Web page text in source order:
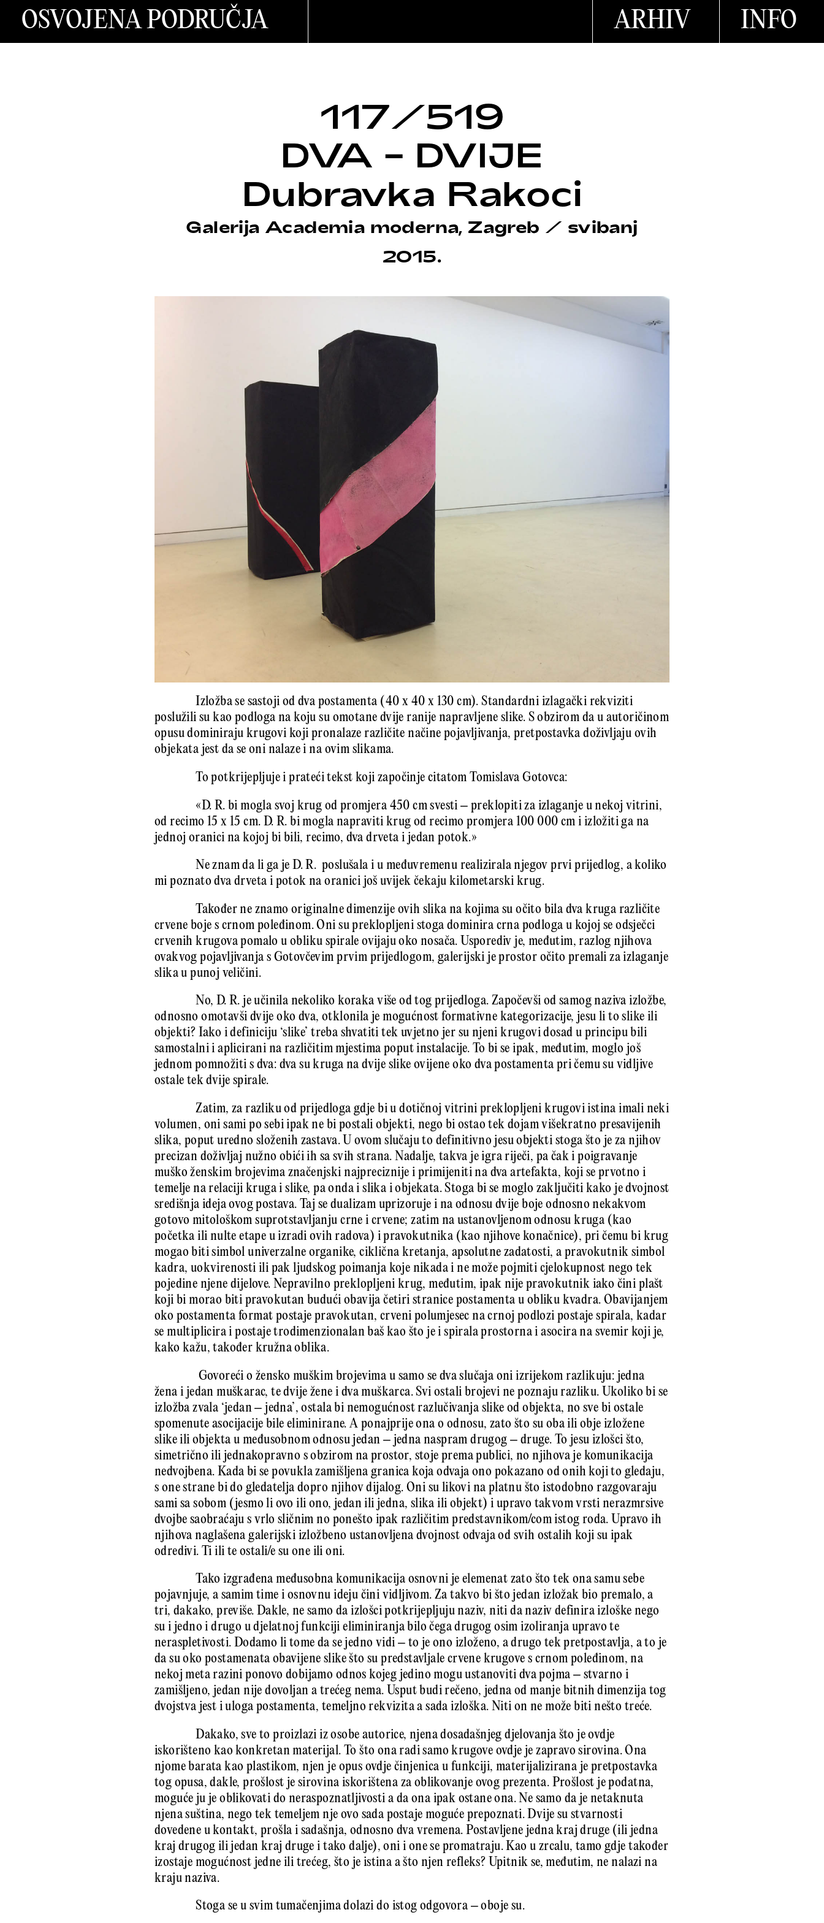
OSVOJENA PODRUČJA ARHIV INFO
117/519
DVA – DVIJE
Dubravka Rakoci
Galerija Academia moderna, Zagreb / svibanj
2015.
Izložba se sastoji od dva postamenta (40 x 40 x 130 cm). Standardni izlagački rekviziti
poslužili su kao podloga na koju su omotane dvije ranije napravljene slike. S obzirom da u autoričinom
opusu dominiraju krugovi koji pronalaze različite načine pojavljivanja, pretpostavka doživljaju ovih
objekata jest da se oni nalaze i na ovim slikama.
To potkrijepljuje i prateći tekst koji započinje citatom Tomislava Gotovca:
«D. R. bi mogla svoj krug od promjera 450 cm svesti – preklopiti za izlaganje u nekoj vitrini,
od recimo 15 x 15 cm. D. R. bi mogla napraviti krug od recimo promjera 100 000 cm i izložiti ga na
jednoj oranici na kojoj bi bili, recimo, dva drveta i jedan potok.»
Ne znam da li ga je D. R. poslušala i u međuvremenu realizirala njegov prvi prijedlog, a koliko
mi poznato dva drveta i potok na oranici još uvijek čekaju kilometarski krug.
Također ne znamo originalne dimenzije ovih slika na kojima su očito bila dva kruga različite
crvene boje s crnom poleđinom. Oni su preklopljeni stoga dominira crna podloga u kojoj se odsječci
crvenih krugova pomalo u obliku spirale ovijaju oko nosača. Usporediv je, međutim, razlog njihova
ovakvog pojavljivanja s Gotovčevim prvim prijedlogom, galerijski je prostor očito premali za izlaganje
slika u punoj veličini.
No, D. R. je učinila nekoliko koraka više od tog prijedloga. Započevši od samog naziva izložbe,
odnosno omotavši dvije oko dva, otklonila je mogućnost formativne kategorizacije, jesu li to slike ili
objekti? Iako i definiciju ‘slike’ treba shvatiti tek uvjetno jer su njeni krugovi dosad u principu bili
samostalni i aplicirani na različitim mjestima poput instalacije. To bi se ipak, međutim, moglo još
jednom pomnožiti s dva: dva su kruga na dvije slike ovijene oko dva postamenta pri čemu su vidljive
ostale tek dvije spirale.
Zatim, za razliku od prijedloga gdje bi u dotičnoj vitrini preklopljeni krugovi istina imali neki
volumen, oni sami po sebi ipak ne bi postali objekti, nego bi ostao tek dojam višekratno presavijenih
slika, poput uredno složenih zastava. U ovom slučaju to definitivno jesu objekti stoga što je za njihov
precizan doživljaj nužno obići ih sa svih strana. Nadalje, takva je igra riječi, pa čak i poigravanje
muško ženskim brojevima značenjski najpreciznije i primijeniti na dva artefakta, koji se prvotno i
temelje na relaciji kruga i slike, pa onda i slika i objekata. Stoga bi se moglo zaključiti kako je dvojnost
središnja ideja ovog postava. Taj se dualizam uprizoruje i na odnosu dvije boje odnosno nekakvom
gotovo mitološkom suprotstavljanju crne i crvene; zatim na ustanovljenom odnosu kruga (kao
početka ili nulte etape u izradi ovih radova) i pravokutnika (kao njihove konačnice), pri čemu bi krug
mogao biti simbol univerzalne organike, ciklična kretanja, apsolutne zadatosti, a pravokutnik simbol
kadra, uokvirenosti ili pak ljudskog poimanja koje nikada i ne može pojmiti cjelokupnost nego tek
pojedine njene dijelove. Nepravilno preklopljeni krug, međutim, ipak nije pravokutnik iako čini plašt
koji bi morao biti pravokutan budući obavija četiri stranice postamenta u obliku kvadra. Obavijanjem
oko postamenta format postaje pravokutan, crveni polumjesec na crnoj podlozi postaje spirala, kadar
se multiplicira i postaje trodimenzionalan baš kao što je i spirala prostorna i asocira na svemir koji je,
kako kažu, također kružna oblika.
Govoreći o žensko muškim brojevima u samo se dva slučaja oni izrijekom razlikuju: jedna
žena i jedan muškarac, te dvije žene i dva muškarca. Svi ostali brojevi ne poznaju razliku. Ukoliko bi se
izložba zvala ‘jedan – jedna’, ostala bi nemogućnost razlučivanja slike od objekta, no sve bi ostale
spomenute asocijacije bile eliminirane. A ponajprije ona o odnosu, zato što su oba ili obje izložene
slike ili objekta u međusobnom odnosu jedan – jedna naspram drugog – druge. To jesu izlošci što,
simetrično ili jednakopravno s obzirom na prostor, stoje prema publici, no njihova je komunikacija
nedvojbena. Kada bi se povukla zamišljena granica koja odvaja ono pokazano od onih koji to gledaju,
s one strane bi do gledatelja dopro njihov dijalog. Oni su likovi na platnu što istodobno razgovaraju
sami sa sobom (jesmo li ovo ili ono, jedan ili jedna, slika ili objekt) i upravo takvom vrsti nerazmrsive
dvojbe saobraćaju s vrlo sličnim no ponešto ipak različitim predstavnikom/com istog roda. Upravo ih
njihova naglašena galerijski izložbeno ustanovljena dvojnost odvaja od svih ostalih koji su ipak
odredivi. Ti ili te ostali/e su one ili oni.
Tako izgrađena međusobna komunikacija osnovni je elemenat zato što tek ona samu sebe
pojavnjuje, a samim time i osnovnu ideju čini vidljivom. Za takvo bi što jedan izložak bio premalo, a
tri, dakako, previše. Dakle, ne samo da izlošci potkrijepljuju naziv, niti da naziv definira izloške nego
su i jedno i drugo u djelatnoj funkciji eliminiranja bilo čega drugog osim izoliranja upravo te
neraspletivosti. Dodamo li tome da se jedno vidi – to je ono izloženo, a drugo tek pretpostavlja, a to je
da su oko postamenata obavijene slike što su predstavljale crvene krugove s crnom poleđinom, na
nekoj meta razini ponovo dobijamo odnos kojeg jedino mogu ustanoviti dva pojma – stvarno i
zamišljeno, jedan nije dovoljan a trećeg nema. Usput budi rečeno, jedna od manje bitnih dimenzija tog
dvojstva jest i uloga postamenta, temeljno rekvizita a sada izloška. Niti on ne može biti nešto treće.
Dakako, sve to proizlazi iz osobe autorice, njena dosadašnjeg djelovanja što je ovdje
iskorišteno kao konkretan materijal. To što ona radi samo krugove ovdje je zapravo sirovina. Ona
njome barata kao plastikom, njen je opus ovdje činjenica u funkciji, materijalizirana je pretpostavka
tog opusa, dakle, prošlost je sirovina iskorištena za oblikovanje ovog prezenta. Prošlost je podatna,
moguće ju je oblikovati do neraspoznatljivosti a da ona ipak ostane ona. Ne samo da je netaknuta
njena suština, nego tek temeljem nje ovo sada postaje moguće prepoznati. Dvije su stvarnosti
dovedene u kontakt, prošla i sadašnja, odnosno dva vremena. Postavljene jedna kraj druge (ili jedna
kraj drugog ili jedan kraj druge i tako dalje), oni i one se promatraju. Kao u zrcalu, tamo gdje također
izostaje mogućnost jedne ili trećeg, što je istina a što njen refleks? Upitnik se, međutim, ne nalazi na
kraju naziva.
Stoga se u svim tumačenjima dolazi do istog odgovora – oboje su.